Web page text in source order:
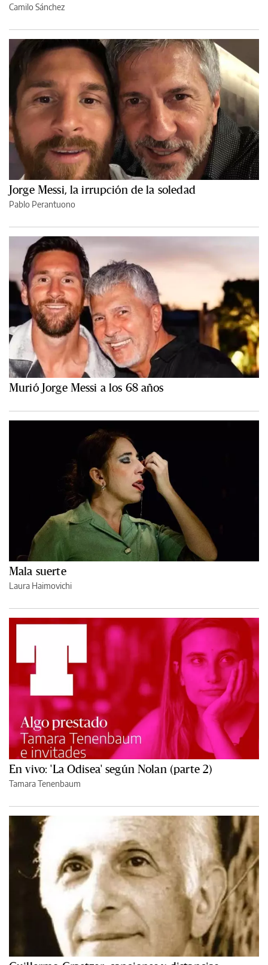
Camilo Sánchez
Jorge Messi, la irrupción de la soledad
Pablo Perantuono
Murió Jorge Messi a los 68 años
Mala suerte
Laura Haimovichi
En vivo: 'La Odisea' según Nolan (parte 2)
Tamara Tenenbaum